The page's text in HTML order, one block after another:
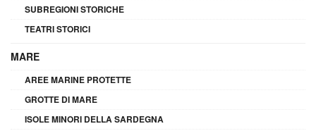
SUBREGIONI STORICHE
TEATRI STORICI
MARE
AREE MARINE PROTETTE
GROTTE DI MARE
ISOLE MINORI DELLA SARDEGNA